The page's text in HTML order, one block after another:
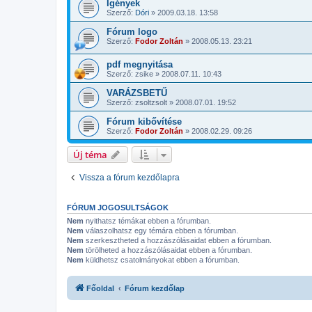
Igények
Szerző: Dóri » 2009.03.18. 13:58
Fórum logo
Szerző: Fodor Zoltán » 2008.05.13. 23:21
pdf megnyitása
Szerző: zsike » 2008.07.11. 10:43
VARÁZSBETŰ
Szerző: zsoltzsolt » 2008.07.01. 19:52
Fórum kibővítése
Szerző: Fodor Zoltán » 2008.02.29. 09:26
Új téma
Vissza a fórum kezdőlapra
FÓRUM JOGOSULTSÁGOK
Nem nyithatsz témákat ebben a fórumban.
Nem válaszolhatsz egy témára ebben a fórumban.
Nem szerkesztheted a hozzászólásaidat ebben a fórumban.
Nem törölheted a hozzászólásaidat ebben a fórumban.
Nem küldhetsz csatolmányokat ebben a fórumban.
Főoldal Fórum kezdőlap